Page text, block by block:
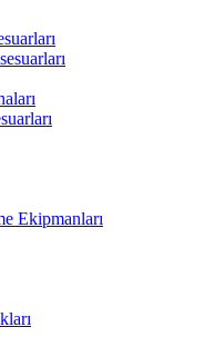
Ekipmanları